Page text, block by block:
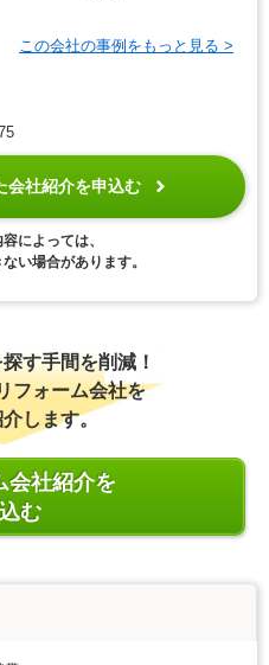
この会社の事例をもっと見る >
会社紹介を申込む
によっては、
い場合があります。
す手間を削減！
フォーム会社を
します。
会社紹介を
む